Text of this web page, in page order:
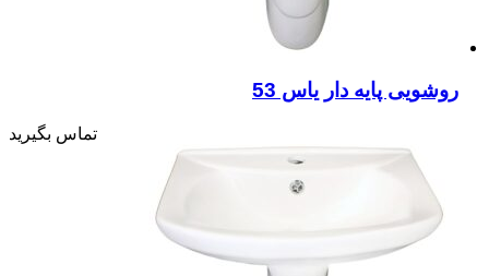
روشویی پایه دار یاس 53
تماس بگیرید